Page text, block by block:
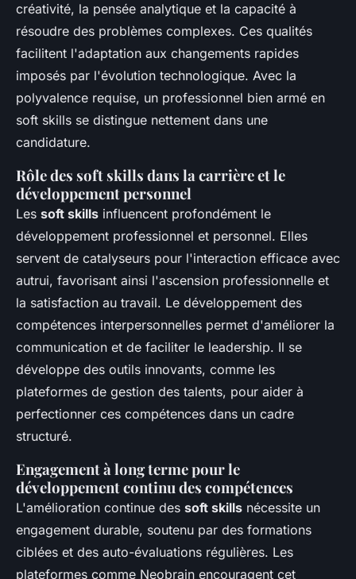
créativité, la pensée analytique et la capacité à
résoudre des problèmes complexes. Ces qualités
facilitent l'adaptation aux changements rapides
imposés par l'évolution technologique. Avec la
polyvalence requise, un professionnel bien armé en
soft skills se distingue nettement dans une
candidature.
Rôle des soft skills dans la carrière et le
développement personnel
Les soft skills influencent profondément le
développement professionnel et personnel. Elles
servent de catalyseurs pour l'interaction efficace avec
autrui, favorisant ainsi l'ascension professionnelle et
la satisfaction au travail. Le développement des
compétences interpersonnelles permet d'améliorer la
communication et de faciliter le leadership. Il se
développe des outils innovants, comme les
plateformes de gestion des talents, pour aider à
perfectionner ces compétences dans un cadre
structuré.
Engagement à long terme pour le
développement continu des compétences
L'amélioration continue des soft skills nécessite un
engagement durable, soutenu par des formations
ciblées et des auto-évaluations régulières. Les
plateformes comme Neobrain encouragent cet